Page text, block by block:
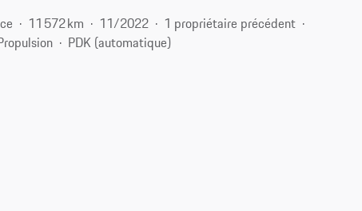
11 572 km 11/2022
1 propriétaire précédent
PDK (automatique)